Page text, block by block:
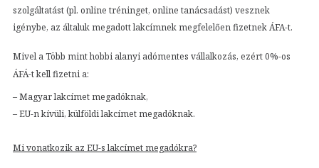
szolgáltatást (pl. online tréninget, online tanácsadást) vesznek
igénybe, az általuk megadott lakcímnek megfelelően fizetnek ÁFA-t.
Mivel a Több mint hobbi alanyi adómentes vállalkozás, ezért 0%-os
ÁFÁ-t kell fizetni a:
– Magyar lakcímet megadóknak,
– EU-n kívüli, külföldi lakcímet megadóknak.
Mi vonatkozik az EU-s lakcímet megadókra?